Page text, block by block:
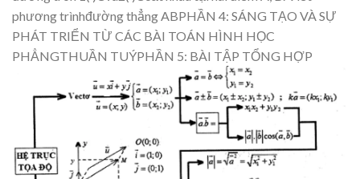
phương trìnhđường thẳngABPHẦN 4: SÁNG TẠO VÀ SỰ
PHÁT TRIỂN TỪ CÁC BÀI TOÁN HÌNH HỌC
PHẲNGTHUẦN TUÝPHẦN 5: BÀI TẬP TỔNG HỢP